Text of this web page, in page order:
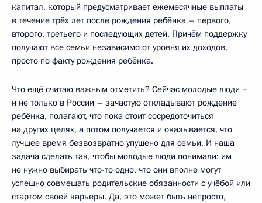
капитал, который предусматривает ежемесячные выплаты
в течение трёх лет после рождения ребёнка – первого,
второго, третьего и последующих детей. Причём поддержку
получают все семьи независимо от уровня их доходов,
просто по факту рождения ребёнка.
Что ещё считаю важным отметить? Сейчас молодые люди –
и не только в России – зачастую откладывают рождение
ребёнка, полагают, что пока стоит сосредоточиться
на других целях, а потом получается и оказывается, что
лучшее время безвозвратно упущено для семьи. И наша
задача сделать так, чтобы молодые люди понимали: им
не нужно выбирать что-то одно, что они вполне могут
успешно совмещать родительские обязанности с учёбой или
стартом своей карьеры. Да, это может быть непросто,